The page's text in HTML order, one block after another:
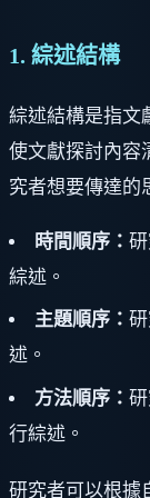
1. 綜述結構
綜述結構是指文
使文獻探討內容
究者想要傳達的
時間順序：
綜述。
主題順序：
述。
方法順序：
行綜述。
研究者可以根據